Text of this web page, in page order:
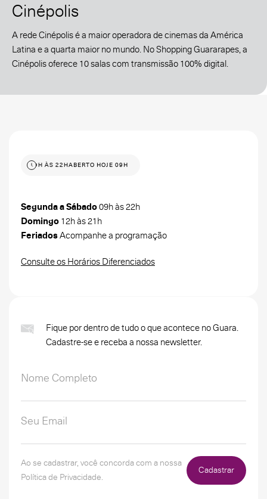
Cinépolis
A rede Cinépolis é a maior operadora de cinemas da América
Latina e a quarta maior no mundo. No Shopping Guararapes, a
Cinépolis oferece 10 salas com transmissão 100% digital.
HOJE 09H ÀS 22HABERTO HOJE 09H ÀS 22H
Segunda a Sábado09h às 22h
Domingo 12h às 21h
FeriadosAcompanhe a programação
Consulte os Horários Diferenciados
Fique por dentro de tudo o que acontece no Guara.
Cadastre-se e receba a nossa newsletter.
Ao se cadastrar, você concorda com a nossa
Política de Privacidade.
Cadastrar